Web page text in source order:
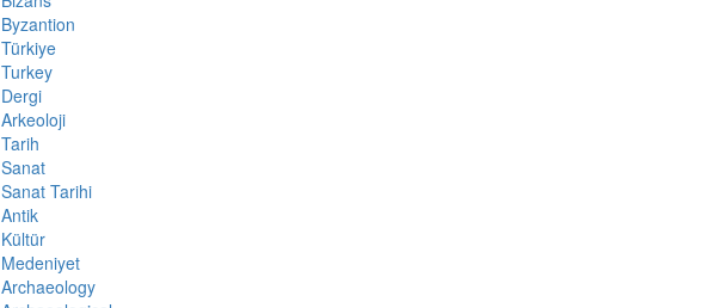
Byzantion
Türkiye
Turkey
Dergi
Arkeoloji
Tarih
Sanat
Sanat Tarihi
Antik
Kültür
Medeniyet
Archaeology